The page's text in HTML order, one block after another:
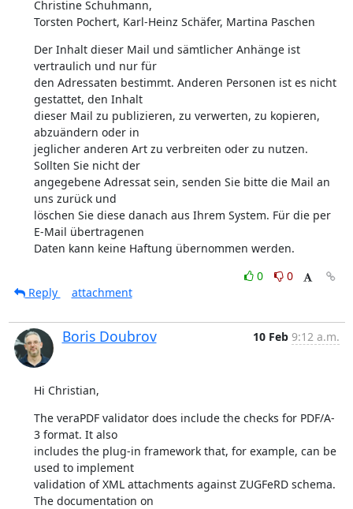
Christine Schuhmann,
Torsten Pochert, Karl-Heinz Schäfer, Martina Paschen
Der Inhalt dieser Mail und sämtlicher Anhänge ist
vertraulich und nur für
den Adressaten bestimmt. Anderen Personen ist es nicht
gestattet, den Inhalt
dieser Mail zu publizieren, zu verwerten, zu kopieren,
abzuändern oder in
jeglicher anderen Art zu verbreiten oder zu nutzen.
Sollten Sie nicht der
angegebene Adressat sein, senden Sie bitte die Mail an
uns zurück und
löschen Sie diese danach aus Ihrem System. Für die per
E-Mail übertragenen
Daten kann keine Haftung übernommen werden.
0
0
Reply
attachment
Boris Doubrov 10 Feb 9:12 a.m.
Hi Christian,
The veraPDF validator does include the checks for PDF/A-
3 format. It also
includes the plug-in framework that, for example, can be
used to implement
validation of XML attachments against ZUGFeRD schema.
The documentation on